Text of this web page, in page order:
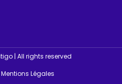
| All rights reserved
Mentions Légales